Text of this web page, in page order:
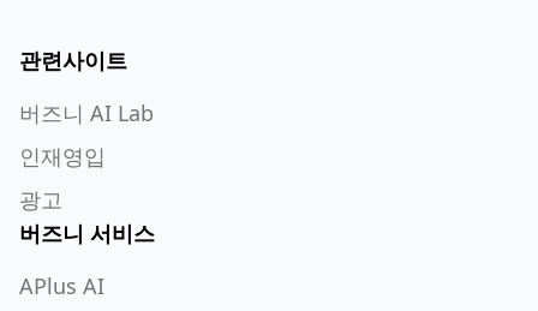
관련사이트
버즈니 AI Lab
인재영입
광고
버즈니 서비스
APlus AI